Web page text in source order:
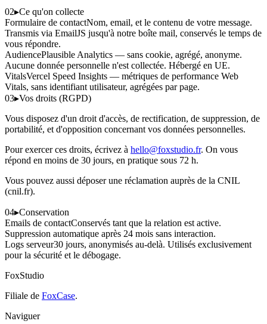
02▸Ce qu'on collecte
Formulaire de contactNom, email, et le contenu de votre message.
Transmis via EmailJS jusqu'à notre boîte mail, conservés le temps de
vous répondre.
AudiencePlausible Analytics — sans cookie, agrégé, anonyme.
Aucune donnée personnelle n'est collectée. Hébergé en UE.
VitalsVercel Speed Insights — métriques de performance Web
Vitals, sans identifiant utilisateur, agrégées par page.
03▸Vos droits (RGPD)
Vous disposez d'un droit d'accès, de rectification, de suppression, de
portabilité, et d'opposition concernant vos données personnelles.
Pour exercer ces droits, écrivez à hello@foxstudio.fr. On vous
répond en moins de 30 jours, en pratique sous 72 h.
Vous pouvez aussi déposer une réclamation auprès de la CNIL
(cnil.fr).
04▸Conservation
Emails de contactConservés tant que la relation est active.
Suppression automatique après 24 mois sans interaction.
Logs serveur30 jours, anonymisés au-delà. Utilisés exclusivement
pour la sécurité et le débogage.
FoxStudio
Filiale de FoxCase.
Naviguer